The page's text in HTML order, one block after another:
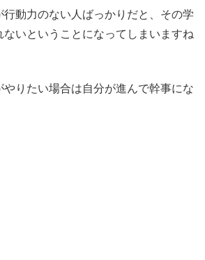
動力のない人ばっかりだと、その学
いということになってしまいますね
やりたい場合は自分が進んで幹事にな